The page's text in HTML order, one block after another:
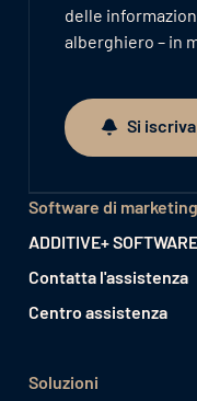
delle
alberghiero – in
Si iscriva alla
Si
Software di marketing
ADDITIVE+
Contatta l'assistenza
Centro assistenza
Soluzioni